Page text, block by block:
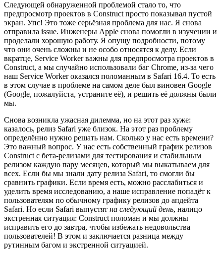
Следующей обнаруженной проблемой стало то, что
предпросмотр проектов в Construct просто показывал пустой
экран. Упс! Это тоже серьёзная проблема для нас. Я снова
отправила issue. Инженеры Apple снова помогли в изучении и
проделали хорошую работу. Я опущу подробности, потому
что они очень сложны и не особо относятся к делу. Если
вкратце, Service Worker важны для предпросмотра проектов в
Construct, а мы случайно использовали баг Chrome, из-за чего
наш Service Worker оказался поломанным в Safari 16.4. То есть
в этом случае в проблеме на самом деле был виновен Google
(Google, пожалуйста, устраните её), и решить её должны были
мы.
Снова возникла ужасная дилемма, но на этот раз хуже:
казалось, релиз Safari уже близок. На этот раз проблему
определённо нужно решать нам. Сколько у нас есть времени?
Это важный вопрос. У нас есть собственный график релизов
Construct с бета-релизами для тестирования и стабильным
релизом каждую пару месяцев, который мы выкатываем для
всех. Если бы мы знали дату релиза Safari, то смогли бы
сравнить графики. Если время есть, можно расслабиться и
уделить время исследованию, а наше исправление попадёт к
пользователям по обычному графику релизов до апдейта
Safari. Но если Safari выпустят на следующий день, налицо
экстренная ситуация: Construct поломан и мы должны
исправить его до завтра, чтобы избежать недовольства
пользователей! В этом и заключается разница между
рутинным багом и экстренной ситуацией.